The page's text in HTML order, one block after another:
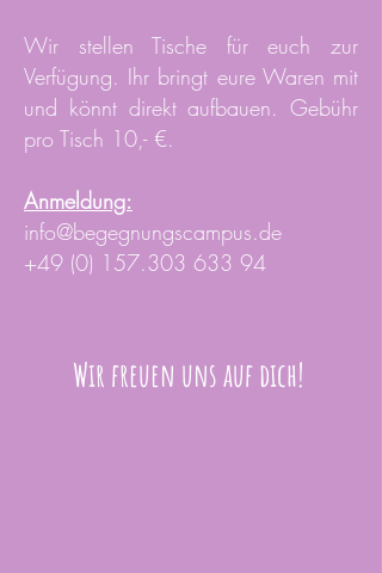
Wir stellen Tische für euch zur
Verfügung. Ihr bringt eure Waren mit
und könnt direkt aufbauen. Gebühr
pro Tisch 10,- €.
Anmeldung:
info@begegnungscampus.de
​+49 (0) 157.303 633 94
Wir freuen uns auf dich!